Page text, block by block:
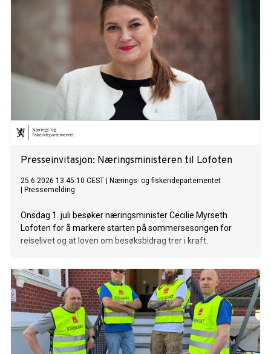
Presseinvitasjon: Næringsministeren til Lofoten
25.6.2026 13:45:10 CEST
Nærings- og fiskeridepartementet
Pressemelding
Onsdag 1. juli besøker næringsminister Cecilie Myrseth
Lofoten for å markere starten på sommersesongen for
reiselivet og at loven om besøksbidrag trer i kraft.